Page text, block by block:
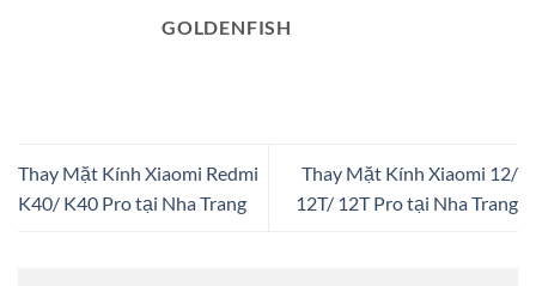
GOLDENFISH
Thay Mặt Kính Xiaomi Redmi
K40/ K40 Pro tại Nha Trang
Thay Mặt Kính Xiaomi 12/
12T/ 12T Pro tại Nha Trang